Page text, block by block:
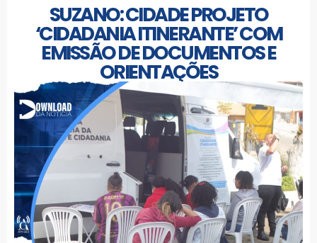
SUZANO: CIDADE PROJETO
‘CIDADANIA ITINERANTE’ COM
EMISSÃO DE DOCUMENTOS E
ORIENTAÇÕES